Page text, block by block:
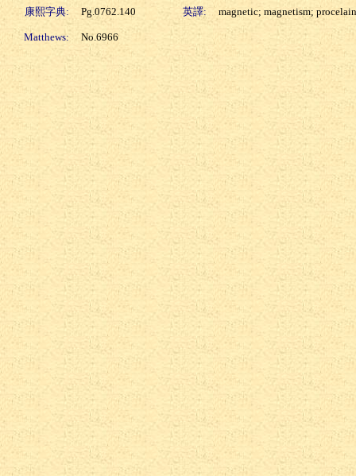
康熙字典: Pg.0762.140 英譯: magnetic; magnetism; procelain
Matthews: No.6966